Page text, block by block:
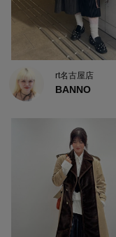
rt名古屋店
BANNO